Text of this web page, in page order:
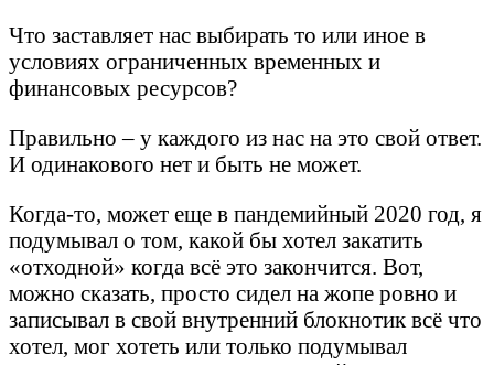
Что заставляет нас выбирать то или иное в
условиях ограниченных временных и
финансовых ресурсов?
Правильно – у каждого из нас на это свой ответ.
И одинакового нет и быть не может.
Когда-то, может еще в пандемийный 2020 год, я
подумывал о том, какой бы хотел закатить
«отходной» когда всё это закончится. Вот,
можно сказать, просто сидел на жопе ровно и
записывал в свой внутренний блокнотик всё что
хотел, мог хотеть или только подумывал